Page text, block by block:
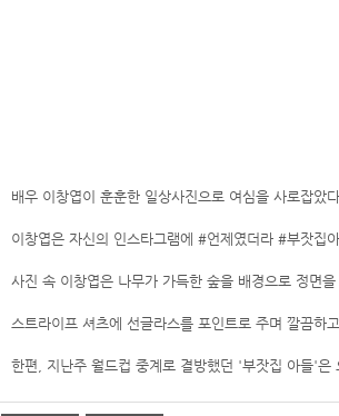
배우 이창엽이 훈훈한 일상사진으로 여심을 사로잡았다.
이창엽은 자신의 인스타그램에 #언제였더라 #부잣집
사진 속 이창엽은 나무가 가득한 숲을 배경으로 정면을
스트라이프 셔츠에 선글라스를 포인트로 주며 깔끔하
한편, 지난주 월드컵 중계로 결방했던 '부잣집 아들'